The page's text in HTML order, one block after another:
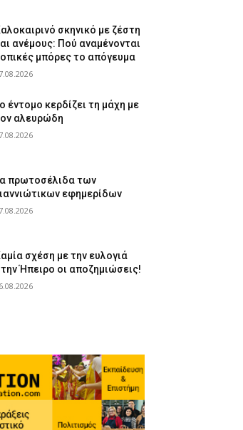
σκηνικό με ζέστη
ανέμους: Πού αναμένονται
μπόρες το απόγευμα
έντομο κερδίζει τη μάχη με
αλευρώδη
πρωτοσέλιδα των
εφημερίδων
σχέση με την ευλογιά
Ήπειρο οι αποζημιώσεις!